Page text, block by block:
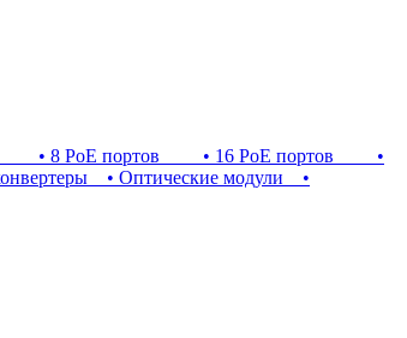
• 8 PoE портов • 16 PoE портов
•
• Оптические модули
•